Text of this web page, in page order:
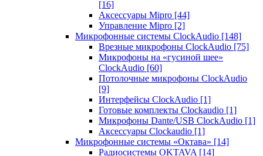
[16]
Аксессуары Mipro [44]
Управление Mipro [2]
Микрофонные системы ClockAudio [148]
Врезные микрофоны ClockAudio [75]
Микрофоны на «гусиной шее»
ClockAudio [60]
Потолочные микрофоны ClockAudio
[9]
Интерфейсы ClockAudio [1]
Готовые комплекты Clockaudio [1]
Микрофоны Dante/USB ClockAudio [1]
Аксессуары Clockaudio [1]
Микрофонные системы «Октава» [14]
Радиосистемы OKTAVA [14]